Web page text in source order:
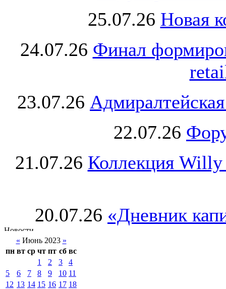
25.07.26 Новая
24.07.26 Финал
23.07.26
22.07.26
21.07.26 Коллекция Willy
20.07.26 «Дневник
« Июнь 2023 »
пн вт ср чт пт сб вс
1
2 3
4
5
6 7 8 9 10 11
12 13 14 15 16 17 18